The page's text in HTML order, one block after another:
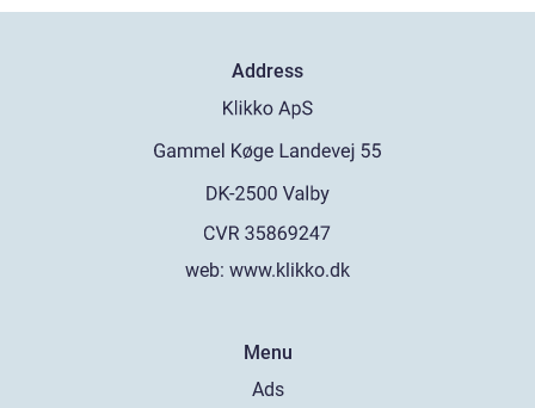
Address
web: www.klikko.dk
Menu
Ads